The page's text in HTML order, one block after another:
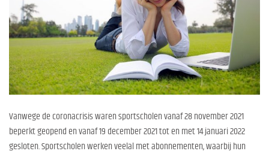
Vanwege de coronacrisis waren sportscholen vanaf 28 november 2021
beperkt geopend en vanaf 19 december 2021 tot en met 14 januari 2022
gesloten. Sportscholen werken veelal met abonnementen, waarbij hun